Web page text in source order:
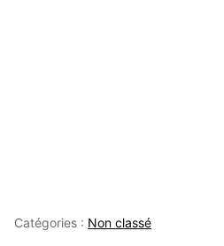
Catégories : Non classé